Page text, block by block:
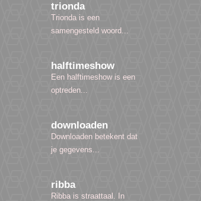
trionda
Trionda is een
samengesteld woord...
halftimeshow
Een halftimeshow is een
optreden...
downloaden
Downloaden betekent dat
je gegevens...
ribba
Ribba is straattaal. In